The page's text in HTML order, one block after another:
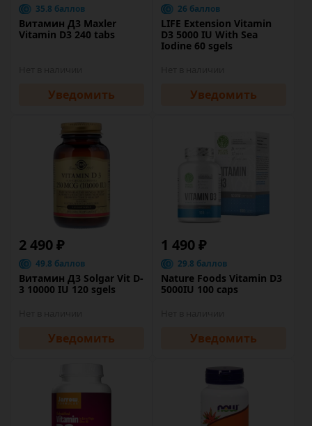
35.8 баллов
Витамин Д3 Maxler
Vitamin D3 240 tabs
Уведомить
26 баллов
LIFE Extension Vitamin
D3 5000 IU With Sea
Iodine 60 sgels
Уведомить
2 490 ₽
49.8 баллов
Витамин Д3 Solgar Vit D-
3 10000 IU 120 sgels
Уведомить
1 490 ₽
29.8 баллов
Nature Foods Vitamin D3
5000IU 100 caps
Уведомить